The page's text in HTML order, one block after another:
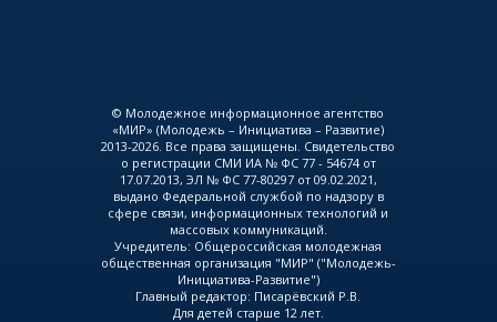
© Молодежное информационное агентство
«МИР» (Молодежь – Инициатива – Развитие)
2013-2026. Все права защищены. Свидетельство
о регистрации СМИ ИА № ФС 77 - 54674 от
17.07.2013, ЭЛ № ФС 77-80297 от 09.02.2021,
выдано Федеральной службой по надзору в
сфере связи, информационных технологий и
массовых коммуникаций.
Учредитель: Общероссийская молодежная
общественная организация "МИР" ("Молодежь-
Инициатива-Развитие")
Главный редактор: Писарёвский Р.В.
Для детей старше 12 лет.